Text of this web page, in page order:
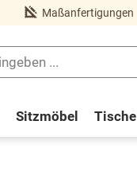
Maßanfertigungen
Sitzmöbel Tische